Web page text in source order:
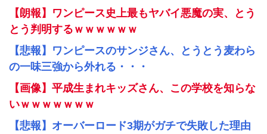
【朗報】ワンピース史上最もヤバイ悪魔の実、とう
とう判明するｗｗｗｗｗｗ
【悲報】ワンピースのサンジさん、とうとう麦わら
の一味三強から外れる・・・
【画像】平成生まれキッズさん、この学校を知らな
いｗｗｗｗｗｗｗ
【悲報】オーバーロード3期がガチで失敗した理由